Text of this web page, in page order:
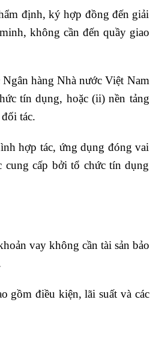
định, ký hợp đồng đến giải
không cần đến quầy giao
hàng Nhà nước Việt Nam
tín dụng, hoặc (ii) nền tảng
tác.
hợp tác, ứng dụng đóng vai
cung cấp bởi tổ chức tín dụng
vay không cần tài sản bảo
gồm điều kiện, lãi suất và các